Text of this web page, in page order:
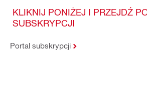
KLIKNIJ PONIŻEJ I PRZEJDŹ
SUBSKRYPCJI
Portal subskrypcji